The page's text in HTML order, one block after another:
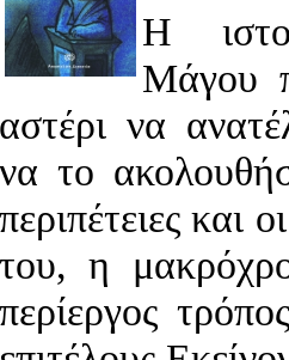
Η
Μάγου
αστέρι να
να το
περιπέτειες και
του, η
περίεργος